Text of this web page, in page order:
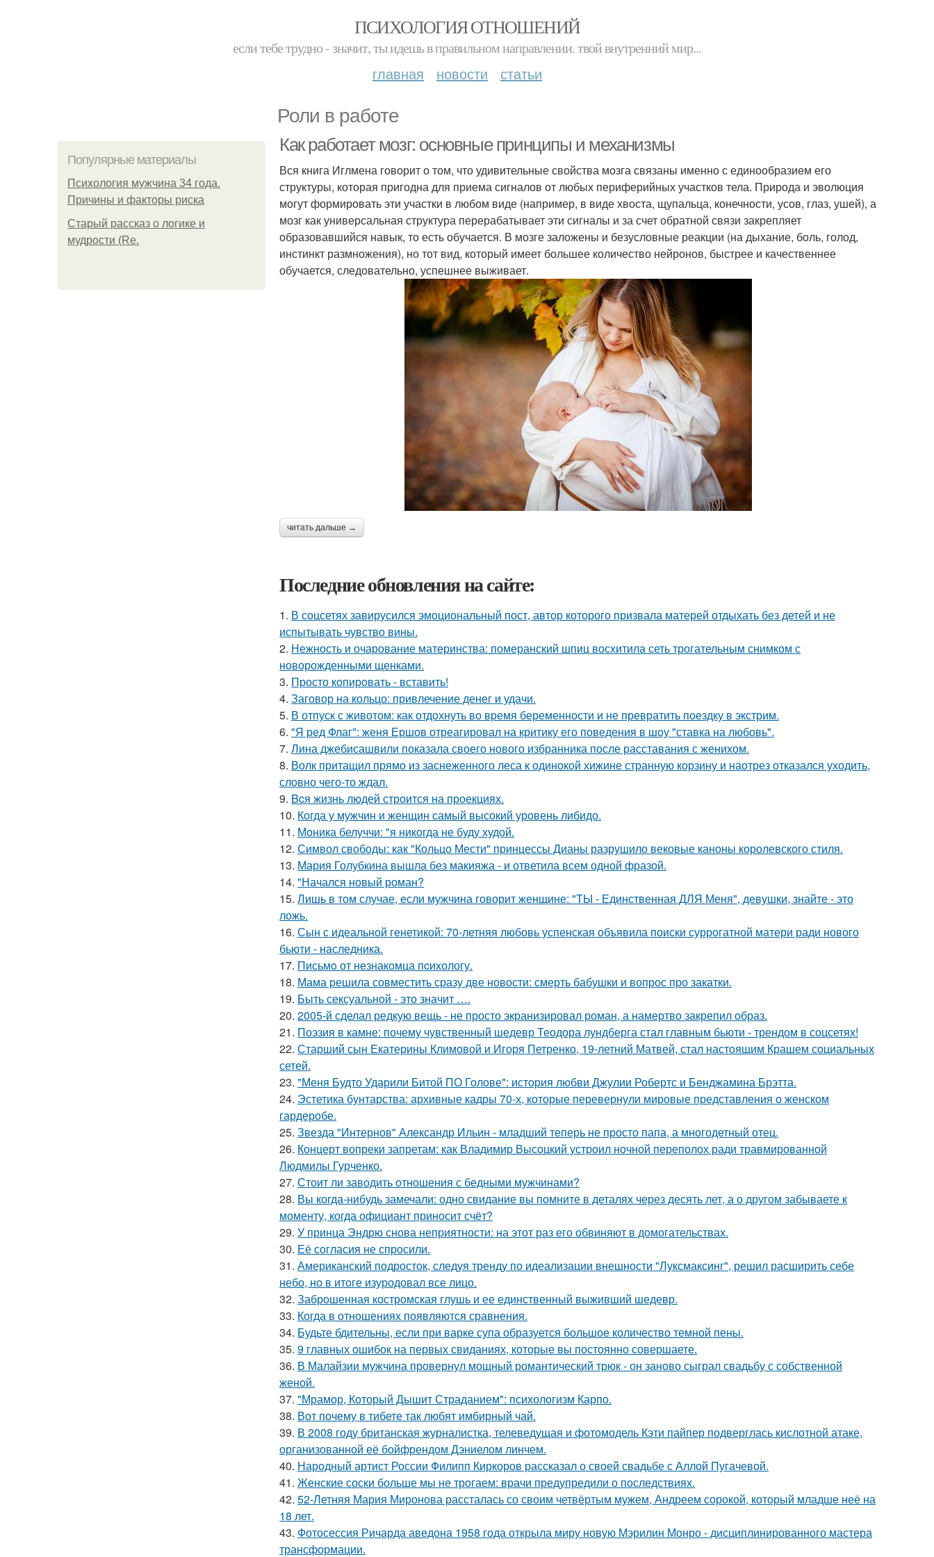
ПСИХОЛОГИЯ ОТНОШЕНИЙ
если тебе трудно - значит, ты идешь в правильном направлении. твой внутренний мир...
главная новости статьи
Роли в работе
Популярные материалы
Психология мужчина 34 года.
Причины и факторы риска
Старый рассказ о логике и
мудрости (Re.
Как работает мозг: основные принципы и механизмы
Вся книга Иглмена говорит о том, что удивительные свойства мозга связаны именно с единообразием его
структуры, которая пригодна для приема сигналов от любых периферийных участков тела. Природа и эволюция
могут формировать эти участки в любом виде (например, в виде хвоста, щупальца, конечности, усов, глаз, ушей), а
мозг как универсальная структура перерабатывает эти сигналы и за счет обратной связи закрепляет
образовавшийся навык, то есть обучается. В мозге заложены и безусловные реакции (на дыхание, боль, голод,
инстинкт размножения), но тот вид, который имеет большее количество нейронов, быстрее и качественнее
обучается, следовательно, успешнее выживает.
читать дальше →
Последние обновления на сайте:
1. В соцсетях завирусился эмоциональный пост, автор которого призвала матерей отдыхать без детей и не
испытывать чувство вины.
2. Нежность и очарование материнства: померанский шпиц восхитила сеть трогательным снимком с
новорожденными щенками.
3. Просто копировать - вставить!
4. Заговор на кольцо: привлечение денег и удачи.
5. В отпуск с животом: как отдохнуть во время беременности и не превратить поездку в экстрим.
6. "Я ред Флаг": женя Ершов отреагировал на критику его поведения в шоу "ставка на любовь".
7. Лина джебисашвили показала своего нового избранника после расставания с женихом.
8. Волк притащил прямо из заснеженного леса к одинокой хижине странную корзину и наотрез отказался уходить,
словно чего-то ждал.
9. Bcя жизнь людей строится на проекциях.
10. Когда у мужчин и женщин самый высокий уровень либидо.
11. Моника белуччи: "я никогда не буду худой.
12. Символ свободы: как "Кольцо Мести" принцессы Дианы разрушило вековые каноны королевского стиля.
13. Мария Голубкина вышла без макияжа - и ответила всем одной фразой.
14. "Начался новый роман?
15. Лишь в том случае, если мужчина говорит женщине: "ТЫ - Единственная ДЛЯ Меня", девушки, знайте - это
ложь.
16. Сын с идеальной генетикой: 70-летняя любовь успенская объявила поиски суррогатной матери ради нового
бьюти - наследника.
17. Письмo от незнакомца пcихологу.
18. Мама решила совместить сразу две новости: смерть бабушки и вопрос про закатки.
19. Быть сексуальной - это значит ….
20. 2005-й сделал редкую вещь - не просто экранизировал роман, а намертво закрепил образ.
21. Поэзия в камне: почему чувственный шедевр Теодора лундберга стал главным бьюти - трендом в соцсетях!
22. Старший сын Екатерины Климовой и Игоря Петренко, 19-летний Матвей, стал настоящим Крашем социальных
сетей.
23. "Меня Будто Ударили Битой ПО Голове": история любви Джулии Робертс и Бенджамина Брэтта.
24. Эстетика бунтарства: архивные кадры 70-х, которые перевернули мировые представления о женском
гардеробе.
25. Звезда "Интернов" Александр Ильин - младший теперь не просто папа, а многодетный отец.
26. Концерт вопреки запретам: как Владимир Высоцкий устроил ночной переполох ради травмированной
Людмилы Гурченко.
27. Стоит ли заводить отношения с бедными мужчинами?
28. Вы когда-нибудь замечали: одно свидание вы помните в деталях через десять лет, а о другом забываете к
моменту, когда официант приносит счёт?
29. У принца Эндрю снова неприятности: на этот раз его обвиняют в домогательствах.
30. Её согласия не спросили.
31. Американский подросток, следуя тренду по идеализации внешности "Луксмаксинг", решил расширить себе
небо, но в итоге изуродовал все лицо.
32. Заброшенная костромская глушь и ее единственный выживший шедевр.
33. Когда в отношениях появляются сравнения.
34. Будьте бдительны, если при варке супа образуется большое количество темной пены.
35. 9 главных ошибок на первых свиданиях, которые вы постоянно совершаете.
36. В Малайзии мужчина провернул мощный романтический трюк - он заново сыграл свадьбу с собственной
женой.
37. "Мрамор, Который Дышит Страданием": психологизм Карпо.
38. Вот почему в тибете так любят имбирный чай.
39. В 2008 году британская журналистка, телеведущая и фотомодель Кэти пайпер подверглась кислотной атаке,
организованной её бойфрендом Дэниелом линчем.
40. Народный артист России Филипп Киркоров рассказал о своей свадьбе с Аллой Пугачевой.
41. Женские соски больше мы не трогаем: врачи предупредили о последствиях.
42. 52-Летняя Мария Миронова рассталась со своим четвёртым мужем, Андреем сорокой, который младше неё на
18 лет.
43. Фотосессия Ричарда аведона 1958 года открыла миру новую Мэрилин Монро - дисциплинированного мастера
трансформации.